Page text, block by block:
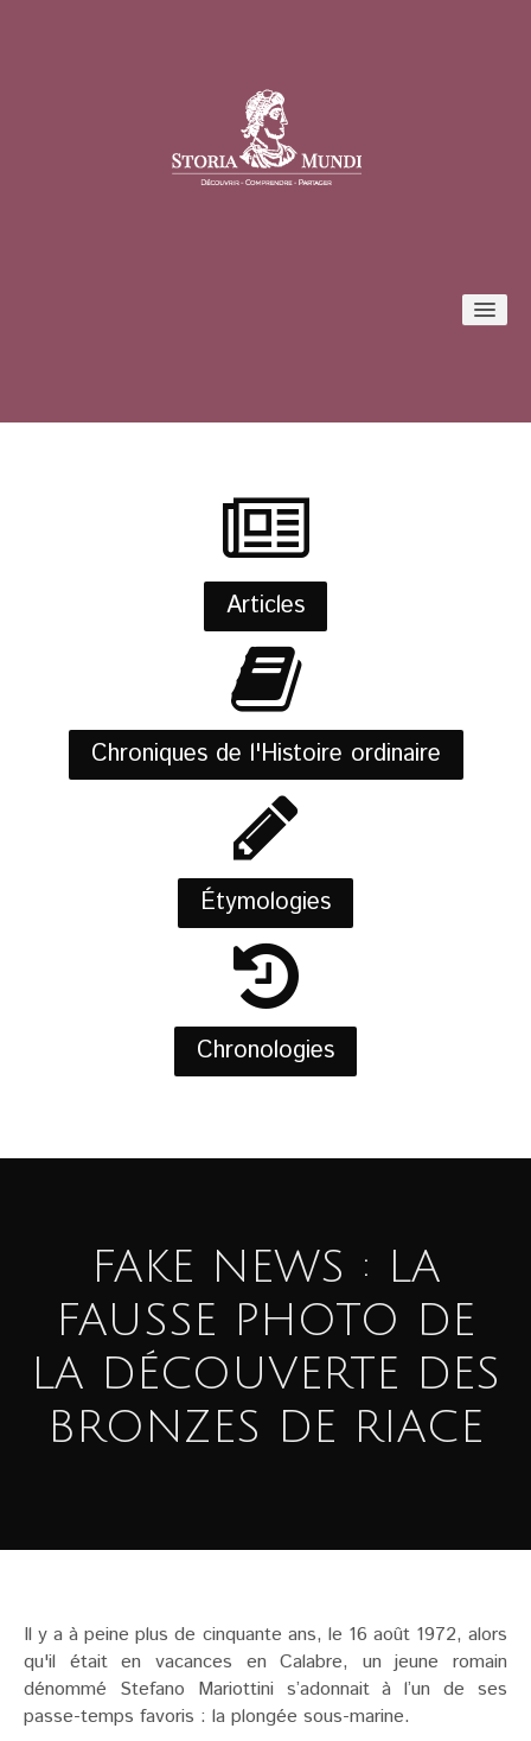
Inscription / Connexion
Articles
Chroniques de l'Histoire ordinaire
Étymologies
Chronologies
FAKE NEWS : LA
FAUSSE PHOTO DE
LA DÉCOUVERTE DES
BRONZES DE RIACE
Il y a à peine plus de cinquante ans, le 16 août 1972, alors
qu'il était en vacances en Calabre, un jeune romain
dénommé Stefano Mariottini s’adonnait à l’un de ses
passe-temps favoris : la plongée sous-marine.